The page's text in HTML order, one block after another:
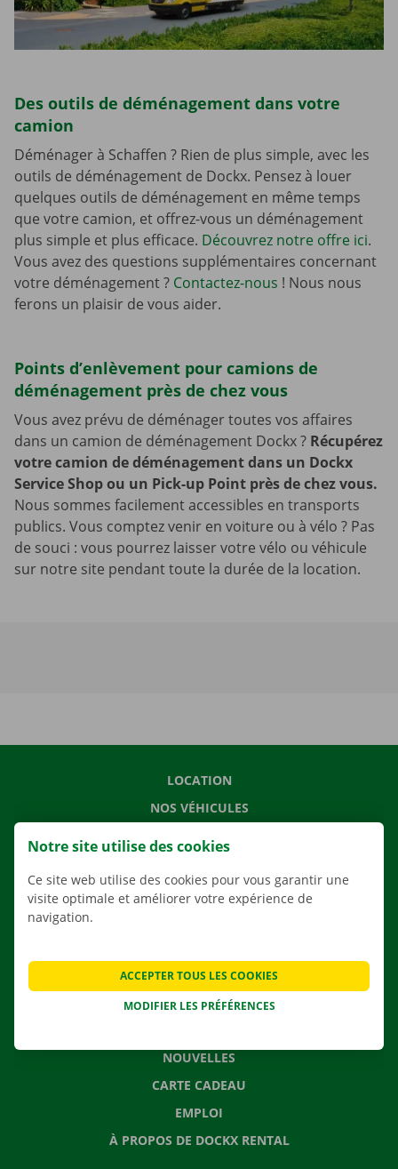
Des outils de déménagement dans votre
camion
Déménager à Schaffen ? Rien de plus simple, avec les
outils de déménagement de Dockx. Pensez à louer
quelques outils de déménagement en même temps
que votre camion, et offrez-vous un déménagement
plus simple et plus efficace. Découvrez notre offre ici.
Vous avez des questions supplémentaires concernant
votre déménagement ? Contactez-nous ! Nous nous
ferons un plaisir de vous aider.
Points d’enlèvement pour camions de
déménagement près de chez vous
Vous avez prévu de déménager toutes vos affaires
dans un camion de déménagement Dockx ? Récupérez
votre camion de déménagement dans un Dockx
Service Shop ou un Pick-up Point près de chez vous.
Nous sommes facilement accessibles en transports
publics. Vous comptez venir en voiture ou à vélo ? Pas
de souci : vous pourrez laisser votre vélo ou véhicule
sur notre site pendant toute la durée de la location.
LOCATION
NOS VÉHICULES
APPLI
CONTACTEZ NOUS
NOUVELLES
CARTE CADEAU
EMPLOI
À PROPOS DE DOCKX RENTAL
Notre site utilise des cookies
Ce site web utilise des cookies pour vous garantir une
visite optimale et améliorer votre expérience de
navigation.
MODIFIER LES PRÉFÉRENCES
ACCEPTER TOUS LES COOKIES